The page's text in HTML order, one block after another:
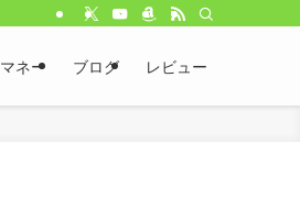
マネー ブログ レビュー